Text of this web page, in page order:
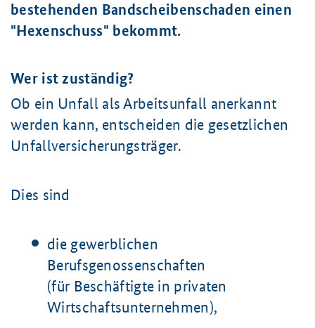
bestehenden Bandscheibenschaden einen
"Hexenschuss" bekommt.
Wer ist zuständig?
Ob ein Unfall als Arbeitsunfall anerkannt
werden kann, entscheiden die gesetzlichen
Unfallversicherungsträger.
Dies sind
die gewerblichen
Berufsgenossenschaften
(für Beschäftigte in privaten
Wirtschaftsunternehmen),